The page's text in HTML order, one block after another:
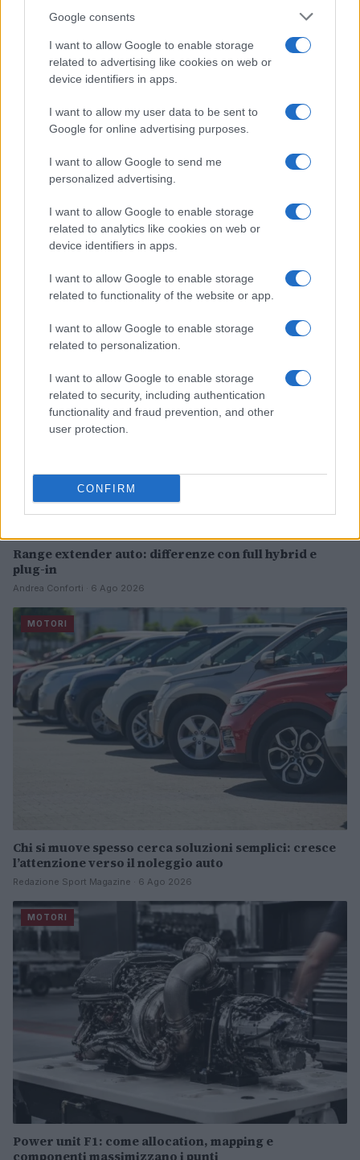
Google consents
I want to allow Google to enable storage
related to advertising like cookies on web or
device identifiers in apps.
I want to allow my user data to be sent to
Google for online advertising purposes.
I want to allow Google to send me
personalized advertising.
I want to allow Google to enable storage
related to analytics like cookies on web or
device identifiers in apps.
I want to allow Google to enable storage
related to functionality of the website or app.
I want to allow Google to enable storage
related to personalization.
I want to allow Google to enable storage
related to security, including authentication
functionality and fraud prevention, and other
user protection.
CONFIRM
Continua a leggere
MOTORI
Range extender auto: differenze con full hybrid e
plug-in
Andrea Conforti · 6 Ago 2026
MOTORI
Chi si muove spesso cerca soluzioni semplici: cresce
l’attenzione verso il noleggio auto
Redazione Sport Magazine · 6 Ago 2026
MOTORI
Power unit F1: come allocation, mapping e
componenti massimizzano i punti